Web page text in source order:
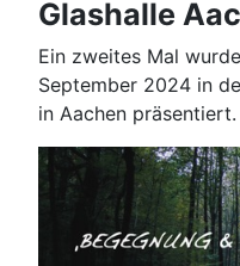
Glashalle
Ein zweites Mal
September 2024 in
in Aachen präsentiert.